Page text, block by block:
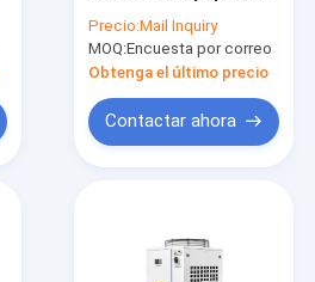
industrial para
impresoras y
moldeadores de
plástico
Precio:Mail Inquiry
MOQ:Encuesta por correo
Obtenga el último precio
Contactar ahora